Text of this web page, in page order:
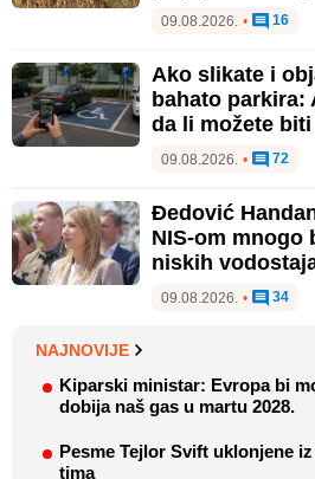
09.08.2026. • 16
Ako slikate i
bahato parkira:
da li možete
09.08.2026. • 72
Đedović
NIS-om mnogo
niskih
09.08.2026. • 34
NAJNOVIJE
Kiparski ministar: Evropa bi
dobija naš gas u martu 2028.
Pesme Tejlor Svift uklonjene
tima